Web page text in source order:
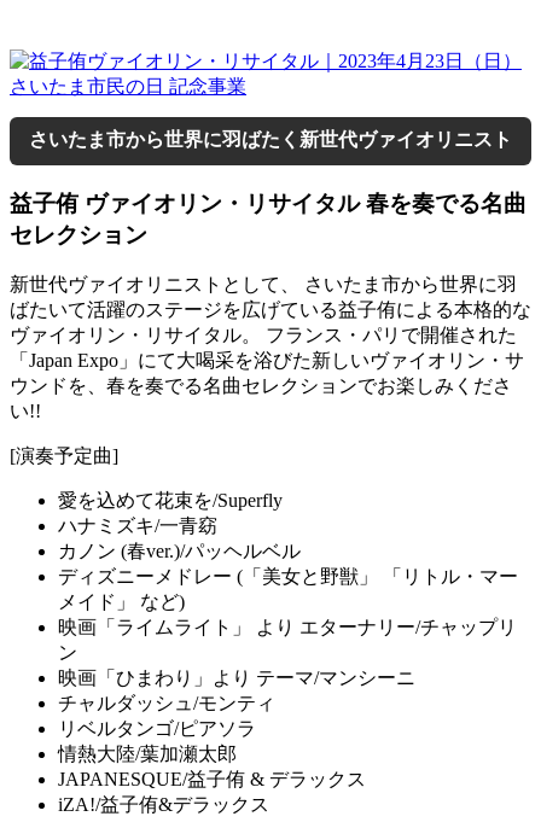
さいたま市から世界に羽ばたく新世代ヴァイオリニスト
益子侑 ヴァイオリン・リサイタル 春を奏でる名曲
セレクション
新世代ヴァイオリニストとして、 さいたま市から世界に羽
ばたいて活躍のステージを広げている益子侑による本格的な
ヴァイオリン・リサイタル。 フランス・パリで開催された
「Japan Expo」にて大喝采を浴びた新しいヴァイオリン・サ
ウンドを、春を奏でる名曲セレクションでお楽しみくださ
い!!
[演奏予定曲]
愛を込めて花束を/Superfly
ハナミズキ/一青窈
カノン (春ver.)/パッヘルベル
ディズニーメドレー (「美女と野獣」 「リトル・マー
メイド」 など)
映画「ライムライト」 より エターナリー/チャップリ
ン
映画「ひまわり」より テーマ/マンシーニ
チャルダッシュ/モンティ
リベルタンゴ/ピアソラ
情熱大陸/葉加瀬太郎
JAPANESQUE/益子侑 & デラックス
iZA!/益子侑&デラックス